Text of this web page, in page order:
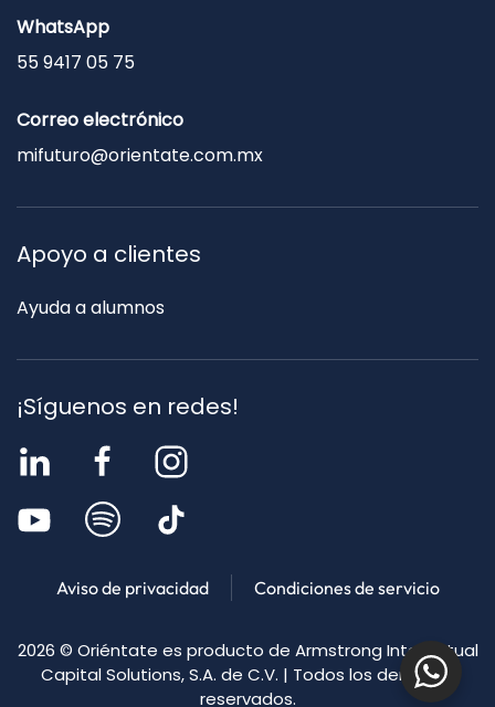
WhatsApp
55 9417 05 75
Correo electrónico
mifuturo@orientate.com.mx
Apoyo a clientes
Ayuda a alumnos
¡Síguenos en redes!
Aviso de privacidad Condiciones de servicio
2026 © Oriéntate es producto de Armstrong Intellectual
Capital Solutions, S.A. de C.V. | Todos los derechos
reservados.